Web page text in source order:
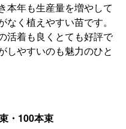
本年も生産量を増やして
く植えやすい苗です。
活着も良くとても好評で
しやすいのも魅力のひと
・100本束